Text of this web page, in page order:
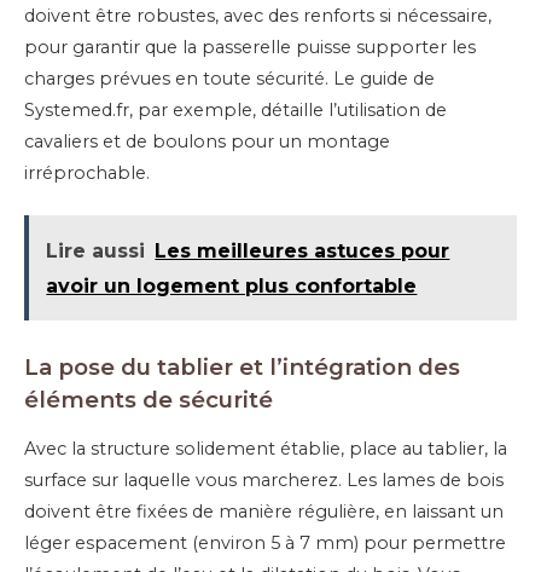
doivent être robustes, avec des renforts si nécessaire,
pour garantir que la passerelle puisse supporter les
charges prévues en toute sécurité. Le guide de
Systemed.fr, par exemple, détaille l’utilisation de
cavaliers et de boulons pour un montage
irréprochable.
Lire aussi Les meilleures astuces pour
avoir un logement plus confortable
La pose du tablier et l’intégration des
éléments de sécurité
Avec la structure solidement établie, place au tablier, la
surface sur laquelle vous marcherez. Les lames de bois
doivent être fixées de manière régulière, en laissant un
léger espacement (environ 5 à 7 mm) pour permettre